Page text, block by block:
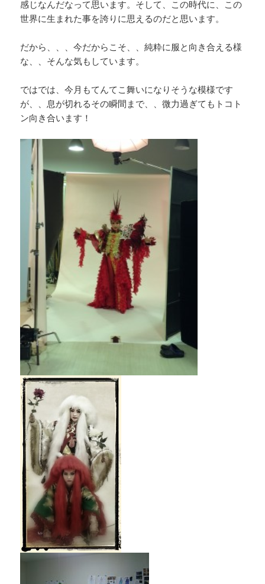
感じなんだなって思います。そして、この時代に、この
世界に生まれた事を誇りに思えるのだと思います。
だから、、、今だからこそ、、純粋に服と向き合える様
な、、そんな気もしています。
ではでは、今月もてんてこ舞いになりそうな模様です
が、、息が切れるその瞬間まで、、微力過ぎてもトコト
ン向き合います！